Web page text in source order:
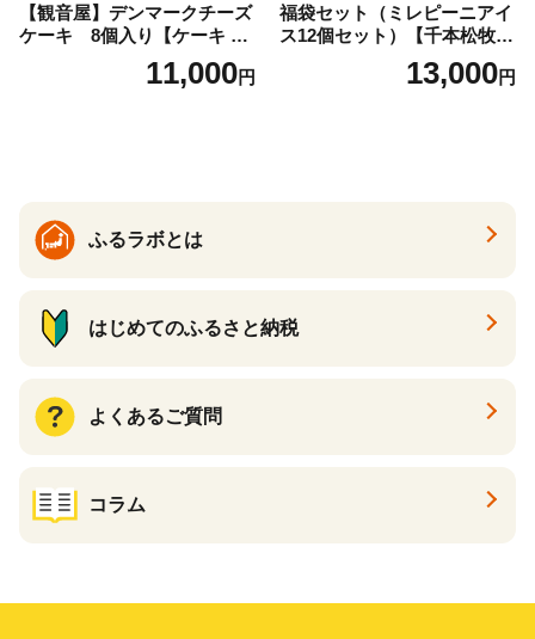
【観音屋】デンマークチーズ
ケーキ 8個入り【ケーキ チ
ーズケーキ 人気スイーツ お
すすめスイーツ 神戸スイー
11,000円
福袋セット（ミレピーニアイ
ス12個セット）【千本松牧
場】 ns025-014-12 【デザー
ト 詰め合わせ ギフト】
13,000円
ふるラボとは
はじめてのふるさと納税
よくあるご質問
コラム